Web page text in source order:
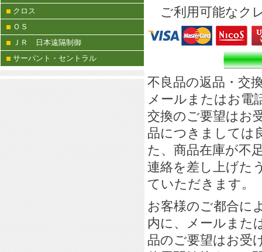
クロス
ＯＳ
ＪＲ 日本遠隔制御
サーパント・セントラル
ご利用可能なク
不良品の返品・交
メールまたはお電
交換のご要望はお
品につきましては
た、商品在庫が不
連絡を差し上げた
ていただきます。
お客様のご都合に
内に、メールまた
品のご要望はお受